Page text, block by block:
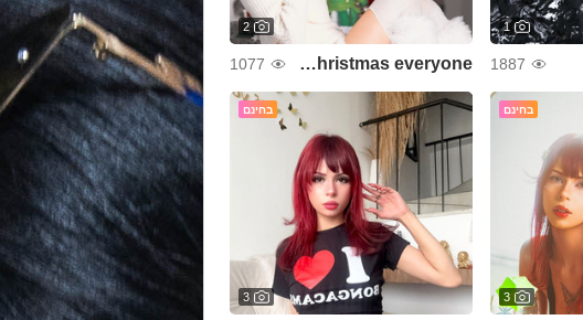
1
1887
2
Merry Christmas everyone! ❤
1077
בחינם
3
בחינם
3